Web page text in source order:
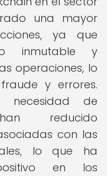
una mayor
ya que
inmutable y
operaciones, lo
y errores.
necesidad de
reducido
con las
lo que ha
en los